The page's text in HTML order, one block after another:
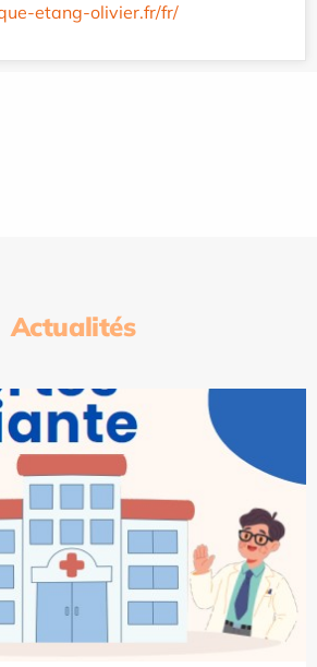
etang-olivier.fr/fr/
Actualités